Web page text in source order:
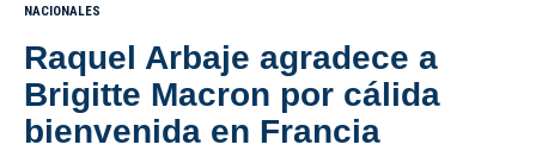
NACIONALES
Raquel Arbaje agradece a
Brigitte Macron por cálida
bienvenida en Francia